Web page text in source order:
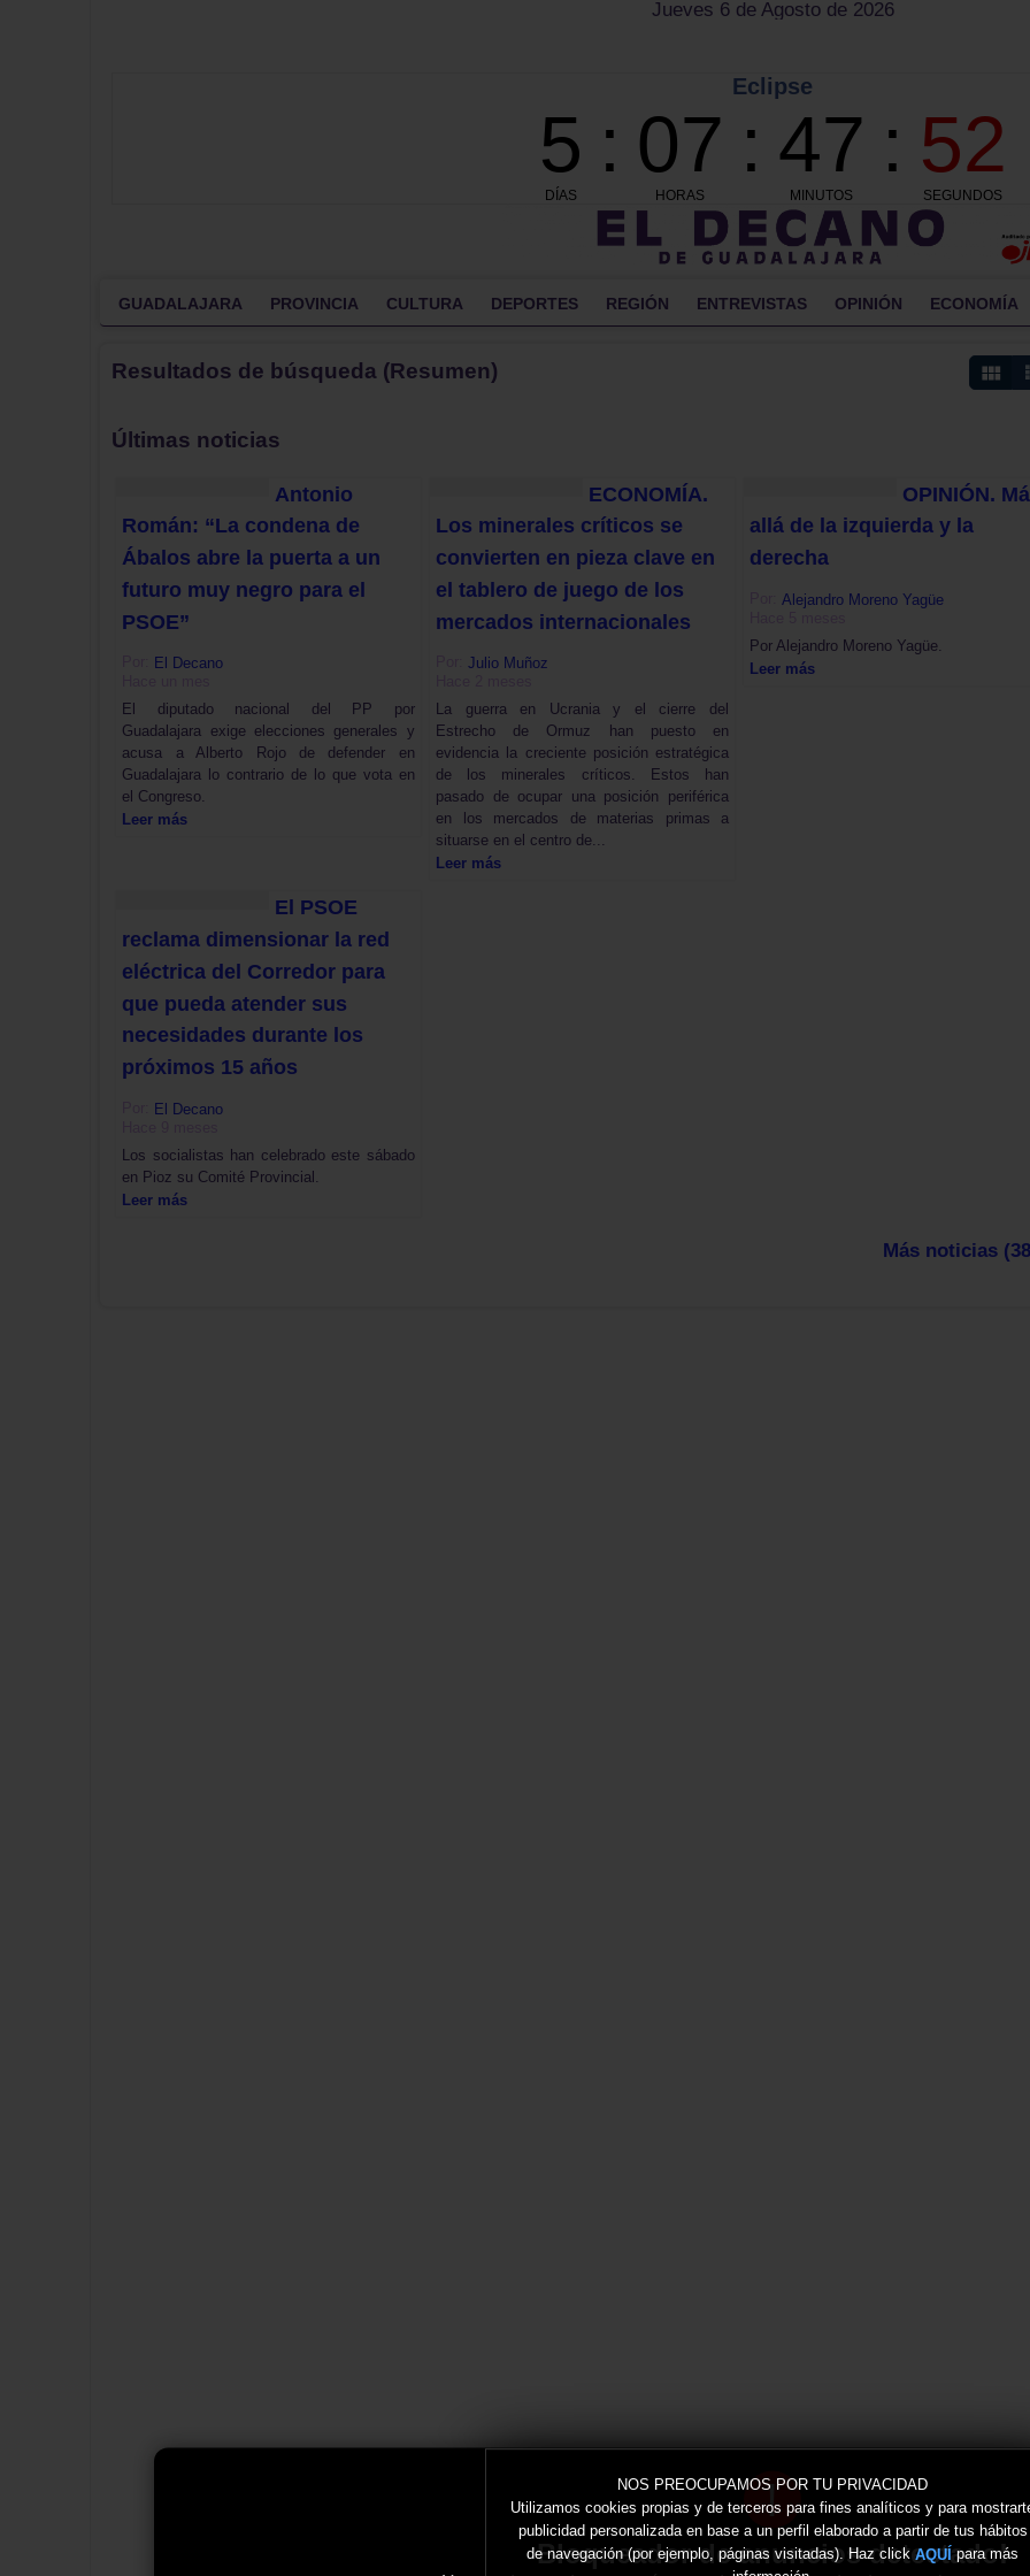
!
Bloqueador de anuncios detectado!
NOS PREOCUPAMOS POR TU PRIVACIDAD
Utilizamos cookies propias y de terceros para fines analíticos y para
publicidad personalizada en base a un perfil elaborado a partir de tus hábitos
de navegación (por ejemplo, páginas visitadas). Haz click AQUÍ para más
Jueves 6 de Agosto de 2026
GUADALAJARA PROVINCIA CULTURA DEPORTES REGIÓN ENTREVISTAS OPINIÓN ECONOMÍA
Resultados de búsqueda (Resumen)
Últimas noticias
Antonio
Román: “La condena de
Ábalos abre la puerta a un
futuro muy negro para el
PSOE”
El Decano
El diputado nacional del PP por
Guadalajara exige elecciones generales y
acusa a Alberto Rojo de defender en
Guadalajara lo contrario de lo que vota en
el Congreso.
Leer más
ECONOMÍA.
Los minerales críticos se
convierten en pieza clave en
el tablero de juego de los
mercados internacionales
Por:Julio Muñoz
La guerra en Ucrania y el cierre del
Estrecho de Ormuz han puesto en
evidencia la creciente posición estratégica
de los minerales críticos. Estos han
pasado de ocupar una posición periférica
en los mercados de materias primas a
situarse en el centro de...
Leer más
OPINIÓN.
allá de la izquierda y la
derecha
Alejandro Moreno Yagüe
Por Alejandro Moreno Yagüe.
Leer más
El PSOE
reclama dimensionar la red
eléctrica del Corredor para
que pueda atender sus
necesidades durante los
próximos 15 años
El Decano
Los socialistas han celebrado este sábado
en Pioz su Comité Provincial.
Leer más
Más noticias